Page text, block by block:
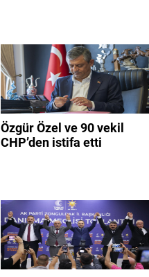
Özgür Özel ve 90 vekil
CHP’den istifa etti